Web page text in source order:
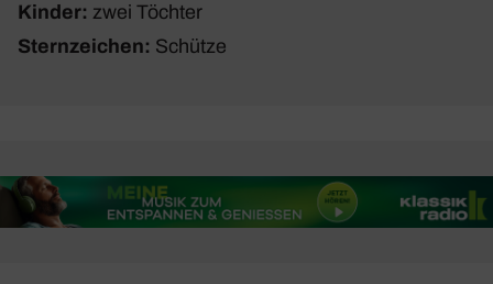
Kinder: zwei Töchter
Sternzeichen: Schütze